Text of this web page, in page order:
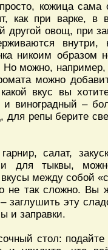
кожица сама
как при варке,
другой овощ, при
никоим образом
можно, например,
можно
вкус вы
виноградный –
репы берите
салат,
для тыквы,
между собой
не так сложно. Вы
заглушить эту
и заправки.
стол: